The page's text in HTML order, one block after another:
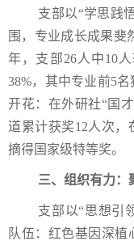
支部以“学思践
围，专业成长成果斐
年，支部26人中10
38%，其中专业前5
开花：在外研社“国
道累计获奖12人次，
摘得国家级特等奖。
三、组织有力：
支部以“思想引
队伍：红色基因深植